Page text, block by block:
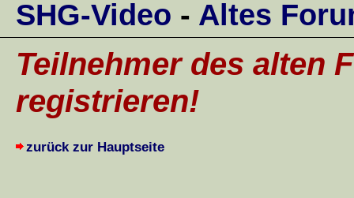
SHG-Video - Altes
Teilnehmer des alten
registrieren!
zurück zur Hauptseite